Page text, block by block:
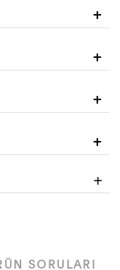
SORULARI